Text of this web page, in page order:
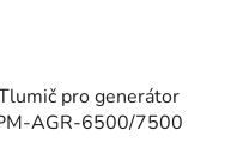
pro generátor
AGR-6500/7500